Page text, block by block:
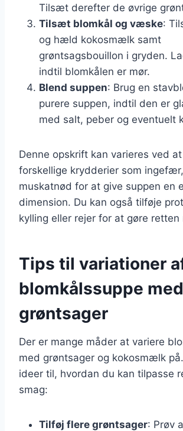
Tilsæt derefter de øvrige
Tilsæt blomkål og væske:
og hæld kokosmælk samt
grøntsagsbouillon i gryden.
indtil blomkålen er mør.
Blend suppen: Brug en
purere suppen, indtil den er
med salt, peber og eventuelt
Denne opskrift kan varieres ved
forskellige krydderier som
muskatnød for at give suppen en
dimension. Du kan også tilføje
kylling eller rejer for at gøre retten
Tips til variationer
blomkålssuppe med
grøntsager
Der er mange måder at variere
med grøntsager og kokosmælk
ideer til, hvordan du kan tilpasse
smag:
Tilføj flere grøntsager: Prøv